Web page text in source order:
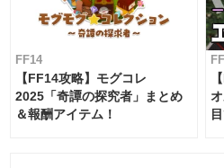
FF14
【FF14攻略】モグコレ
2025「奇譚の探究者」まとめ
＆報酬アイテム！